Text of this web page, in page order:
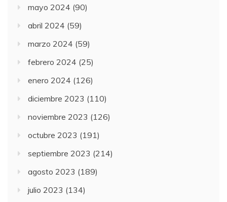
mayo 2024 (90)
abril 2024 (59)
marzo 2024 (59)
febrero 2024 (25)
enero 2024 (126)
diciembre 2023 (110)
noviembre 2023 (126)
octubre 2023 (191)
septiembre 2023 (214)
agosto 2023 (189)
julio 2023 (134)